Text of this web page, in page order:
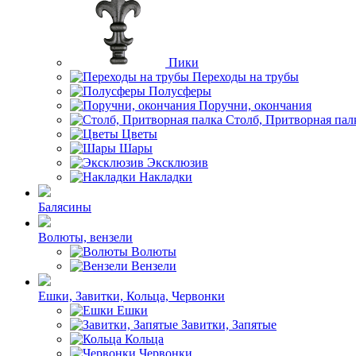
Пики
Переходы на трубы
Полусферы
Поручни, окончания
Столб, Притворная
Цветы
Шары
Эксклюзив
Накладки
Балясины
Волюты, вензели
Волюты
Вензели
Ешки, Завитки, Кольца, Червонки
Ешки
Завитки, Запятые
Кольца
Червонки